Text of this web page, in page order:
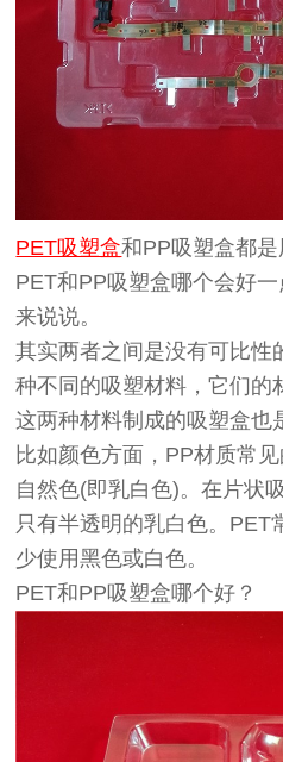
PET吸塑盒和PP吸塑盒都是
PET和PP吸塑盒哪个会好
来说说。
其实两者之间是没有可比性
种不同的吸塑材料，它们的
这两种材料制成的吸塑盒也
比如颜色方面，PP材质常
自然色(即乳白色)。在片状
只有半透明的乳白色。PET
少使用黑色或白色。
PET和PP吸塑盒哪个好？